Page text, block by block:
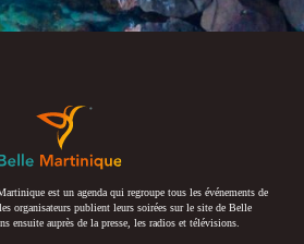
est un agenda qui regroupe tous les événements de
organisateurs publient leurs soirées sur le site de Belle
ensuite auprès de la presse, les radios et télévisions.